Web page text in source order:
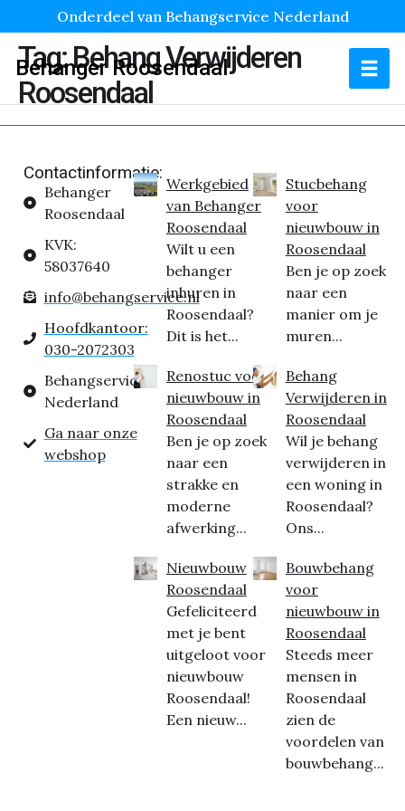
Onderdeel van Behangservice Nederland
Behanger Roosendaal
Tag:Behang Verwijderen
Roosendaal
Contactinformatie:
Behanger
Roosendaal
KVK:
58037640
info@behangservice.nl
Hoofdkantoor:
030-2072303
Behangservice
Nederland
Ga naar onze
webshop
Werkgebied
van Behanger
Roosendaal
Wilt u een
behanger
inhuren in
Roosendaal?
Dit is het...
Renostuc voor
nieuwbouw in
Roosendaal
Ben je op zoek
naar een
strakke en
moderne
afwerking...
Nieuwbouw
Roosendaal
Gefeliciteerd
met je bent
uitgeloot voor
nieuwbouw
Roosendaal!
Een nieuw...
Stucbehang
voor
nieuwbouw in
Roosendaal
Ben je op zoek
naar een
manier om je
muren...
Behang
Verwijderen in
Roosendaal
Wil je behang
verwijderen in
een woning in
Roosendaal?
Ons...
Bouwbehang
voor
nieuwbouw in
Roosendaal
Steeds meer
mensen in
Roosendaal
zien de
voordelen van
bouwbehang...